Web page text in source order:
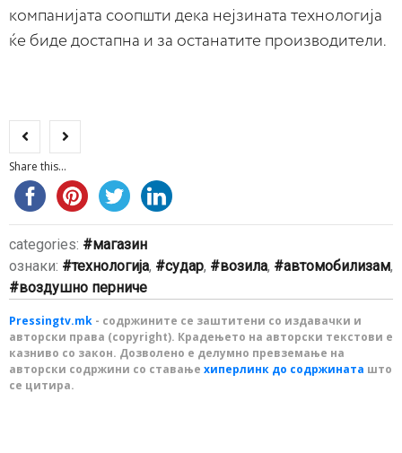
компанијата соопшти дека нејзината технологија
ќе биде достапна и за останатите производители.
Share this...
categories:
магазин
ознаки:
технологија, судар, возила, автомобилизам,
воздушно перниче
Pressingtv.mk - содржините се заштитени со издавачки и
авторски права (copyright). Крадењето на авторски текстови е
казниво со закон. Дозволено е делумно превземање на
авторски содржини со ставање хиперлинк до содржината што
се цитира.